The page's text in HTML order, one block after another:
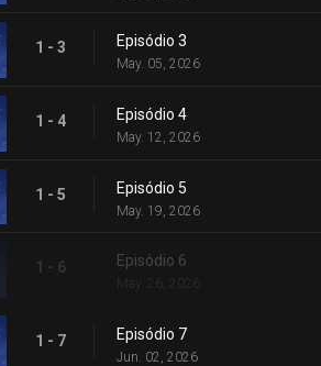
1 - 3 Episódio 3
May. 05, 2026
1 - 4 Episódio 4
May. 12, 2026
1 - 5 Episódio 5
May. 19, 2026
1 - 6 Episódio 6
1 - 7 Episódio 7
Jun. 02, 2026